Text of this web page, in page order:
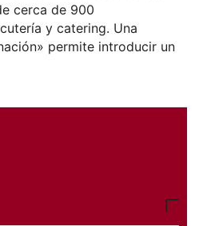
cerca de 900
y catering. Una
permite introducir un